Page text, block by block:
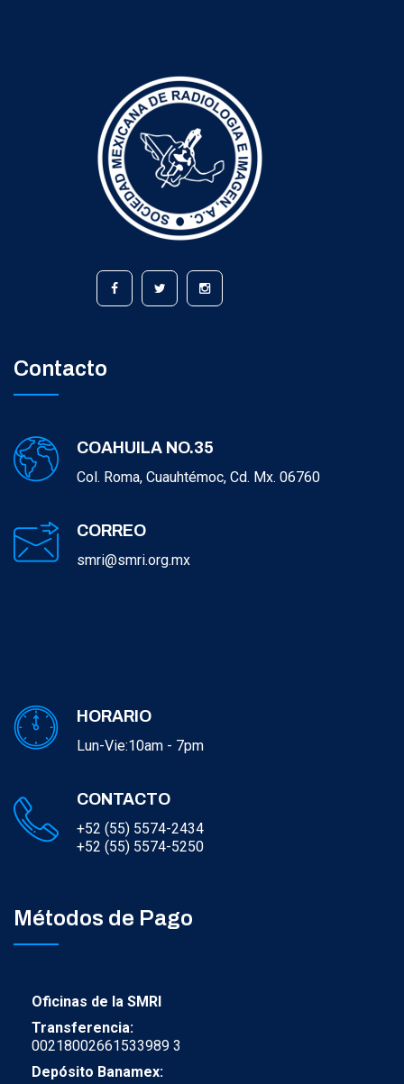
Contacto
COAHUILA NO.35
Col. Roma, Cuauhtémoc, Cd. Mx. 06760
CORREO
smri@smri.org.mx
HORARIO
Lun-Vie:10am - 7pm
CONTACTO
+52 (55) 5574-2434
+52 (55) 5574-5250
Métodos de Pago
Oficinas de la SMRI
Transferencia:
00218002661533989 3
Depósito Banamex: